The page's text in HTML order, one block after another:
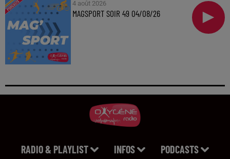
4 août 2026
MAGSPORT SOIR 49 04/08/26
RADIO & PLAYLIST INFOS PODCASTS